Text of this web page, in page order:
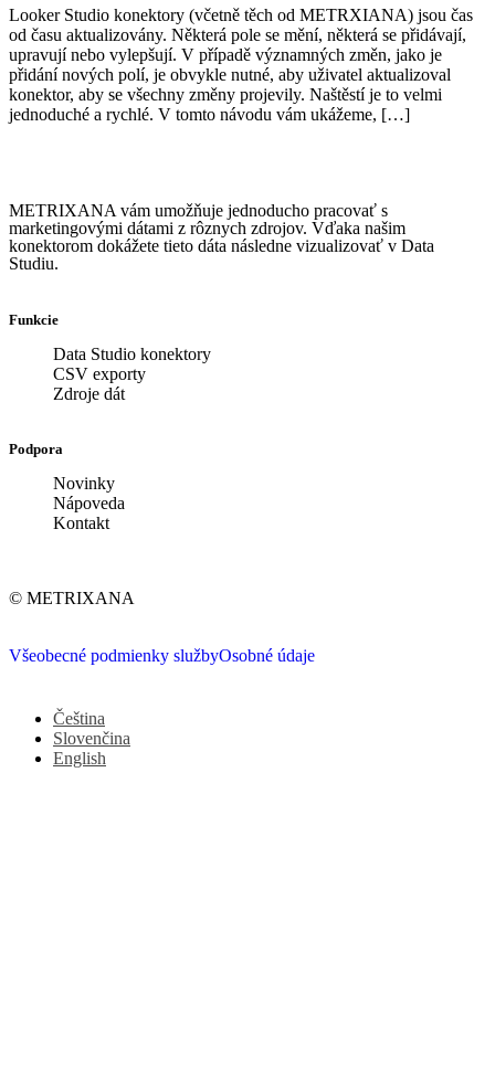
Looker Studio konektory (včetně těch od METRXIANA) jsou čas
od času aktualizovány. Některá pole se mění, některá se přidávají,
upravují nebo vylepšují. V případě významných změn, jako je
přidání nových polí, je obvykle nutné, aby uživatel aktualizoval
konektor, aby se všechny změny projevily. Naštěstí je to velmi
jednoduché a rychlé. V tomto návodu vám ukážeme, […]
METRIXANA vám umožňuje jednoducho pracovať s
marketingovými dátami z rôznych zdrojov. Vďaka našim
konektorom dokážete tieto dáta následne vizualizovať v Data
Studiu.
Funkcie
Data Studio konektory
CSV exporty
Zdroje dát
Podpora
Novinky
Nápoveda
Kontakt
© METRIXANA
Všeobecné podmienky službyOsobné údaje
Čeština
Slovenčina
English